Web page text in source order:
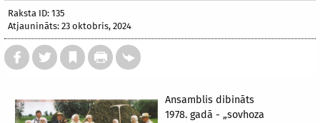
Raksta ID: 135
Atjaunināts: 23 oktobris, 2024
Ansamblis dibināts
1978. gadā - „sovhoza